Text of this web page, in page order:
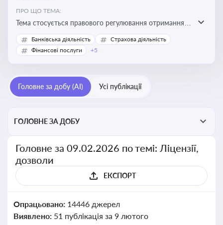
ПРО ЩО ТЕМА:
Тема стосується правового регулювання отримання,
переоформлення, анулювання ліцензій і дозволів,
необхідних для провадження господарської
Банківська діяльність
Страхова діяльність
Фінансові послуги
+5
Головне за добу (AI) Усі публікації
ГОЛОВНЕ ЗА ДОБУ
Головне за 09.02.2026 по темі: Ліцензії,
дозволи
ЕКСПОРТ
Опрацьовано: 14446 джерел
Виявлено: 51 публікація за 9 лютого